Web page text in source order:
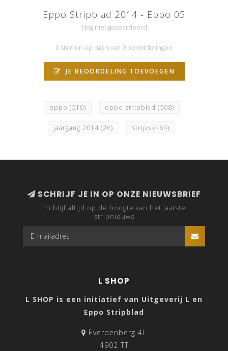
Eppo Stripblad 2014 - Eppo 05
Nog niet gewaardeerd
0 sterren op basis van 0 beoordelingen
JE BEOORDELING TOEVOEGEN
eppo (510) eppo stripblad (508)
jaargang 2014 (26) strips (464)
SCHRIJF JE IN OP ONZE NIEUWSBRIEF
En blijf altijd op de hoogte van het laatste
stripnieuws
L SHOP
L SHOP is een initiatief van Uitgeverij L en
Eppo Stripblad
Everdenberg 4L
4902 TT